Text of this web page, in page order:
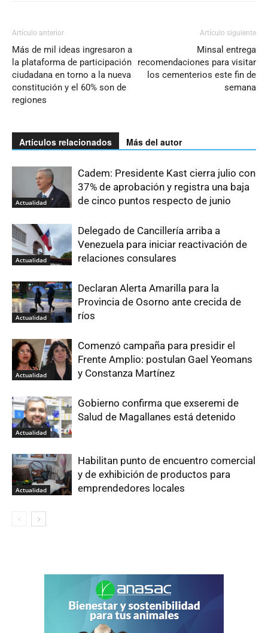
Artículo anterior
Más de mil ideas ingresaron a
la plataforma de participación
ciudadana en torno a la nueva
constitución y el 60% son de
regiones
Artículo siguiente
Minsal entrega
recomendaciones para visitar
los cementerios este fin de
semana
Artículos relacionados Más del autor
Actualidad
Cadem: Presidente Kast cierra julio con
37% de aprobación y registra una baja
de cinco puntos respecto de junio
Actualidad
Delegado de Cancillería arriba a
Venezuela para iniciar reactivación de
relaciones consulares
Actualidad
Declaran Alerta Amarilla para la
Provincia de Osorno ante crecida de
ríos
Actualidad
Comenzó campaña para presidir el
Frente Amplio: postulan Gael Yeomans
y Constanza Martínez
Actualidad
Gobierno confirma que exseremi de
Salud de Magallanes está detenido
Actualidad
Habilitan punto de encuentro comercial
y de exhibición de productos para
emprendedores locales